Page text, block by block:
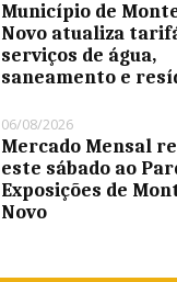
Município de
Novo atualiza
serviços de água,
saneamento e
06/08/2026
Mercado Mensal
este sábado ao
Exposições de
Novo